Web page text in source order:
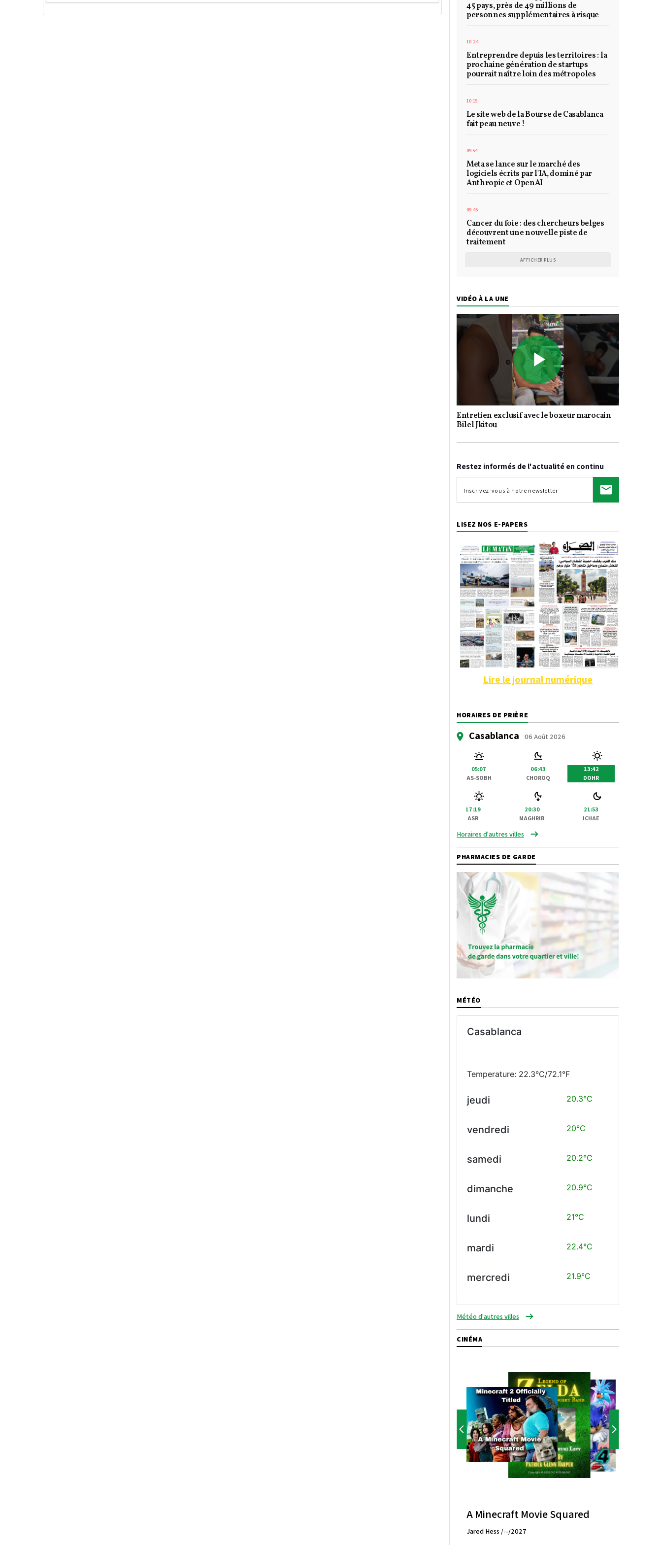
45 pays, près de 49 millions de
personnes supplémentaires à risque
10:24
Entreprendre depuis les territoires : la
prochaine génération de startups
pourrait naître loin des métropoles
10:15
Le site web de la Bourse de Casablanca
fait peau neuve !
09:54
Meta se lance sur le marché des
logiciels écrits par l'IA, dominé par
Anthropic et OpenAI
09:45
Cancer du foie : des chercheurs belges
découvrent une nouvelle piste de
traitement
AFFICHER PLUS
VIDÉO À LA UNE
Play
Entretien exclusif avec le boxeur marocain
Bilel Jkitou
Restez informés de l'actualité en continu
LISEZ NOS E-PAPERS
Lire le journal numérique
HORAIRES DE PRIÈRE
Casablanca 06 Août 2026
05:07
AS-SOBH
06:43
CHOROQ
13:42
DOHR
17:19
ASR
20:30
MAGHRIB
21:53
ICHAE
Horaires d'autres villes
PHARMACIES DE GARDE
MÉTÉO
Casablanca
Temperature: 22.3°C/72.1°F
jeudi 20.3°C
vendredi 20°C
samedi 20.2°C
dimanche 20.9°C
lundi 21°C
mardi 22.4°C
mercredi 21.9°C
Météo d'autres villes
CINÉMA
A Minecraft Movie Squared
Jared Hess /--/2027